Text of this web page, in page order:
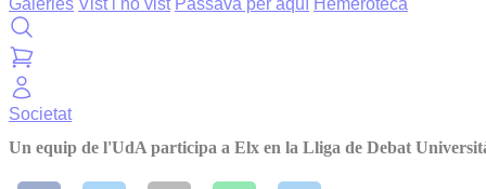
Galeries Vist i no vist Passava per aquí Hemeroteca
Societat
Un equip de l'UdA participa a Elx en la Lliga de Debat